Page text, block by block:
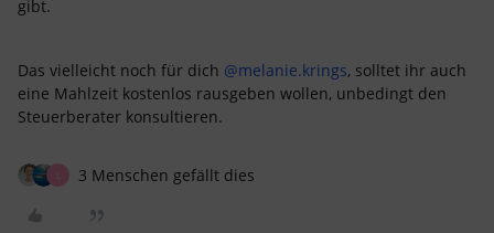
gibt.
Das vielleicht noch für dich @melanie.krings, solltet ihr auch
eine Mahlzeit kostenlos rausgeben wollen, unbedingt den
Steuerberater konsultieren.
3 Menschen gefällt dies